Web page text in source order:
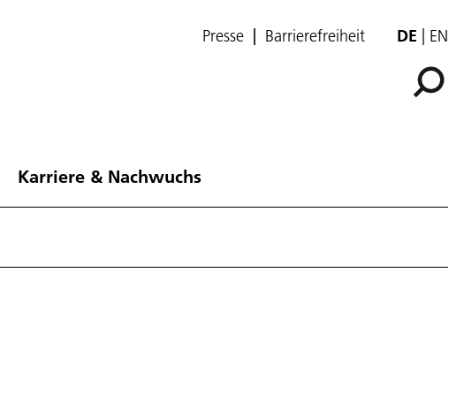
Presse Barrierefreiheit DE EN
Karriere & Nachwuchs